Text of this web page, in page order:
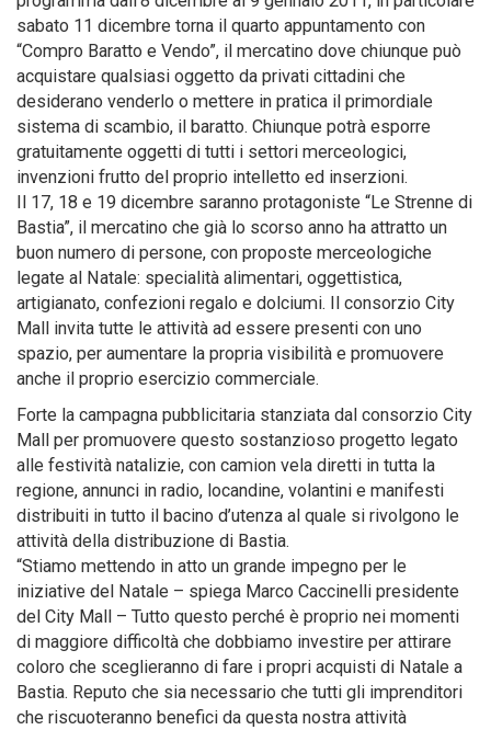
sabato 11 dicembre torna il quarto appuntamento con
“Compro Baratto e Vendo”, il mercatino dove chiunque può
acquistare qualsiasi oggetto da privati cittadini che
desiderano venderlo o mettere in pratica il primordiale
sistema di scambio, il baratto. Chiunque potrà esporre
gratuitamente oggetti di tutti i settori merceologici,
invenzioni frutto del proprio intelletto ed inserzioni.
Il 17, 18 e 19 dicembre saranno protagoniste “Le Strenne di
Bastia”, il mercatino che già lo scorso anno ha attratto un
buon numero di persone, con proposte merceologiche
legate al Natale: specialità alimentari, oggettistica,
artigianato, confezioni regalo e dolciumi. Il consorzio City
Mall invita tutte le attività ad essere presenti con uno
spazio, per aumentare la propria visibilità e promuovere
anche il proprio esercizio commerciale.
Forte la campagna pubblicitaria stanziata dal consorzio City
Mall per promuovere questo sostanzioso progetto legato
alle festività natalizie, con camion vela diretti in tutta la
regione, annunci in radio, locandine, volantini e manifesti
distribuiti in tutto il bacino d’utenza al quale si rivolgono le
attività della distribuzione di Bastia.
“Stiamo mettendo in atto un grande impegno per le
iniziative del Natale – spiega Marco Caccinelli presidente
del City Mall – Tutto questo perché è proprio nei momenti
di maggiore difficoltà che dobbiamo investire per attirare
coloro che sceglieranno di fare i propri acquisti di Natale a
Bastia. Reputo che sia necessario che tutti gli imprenditori
che riscuoteranno benefici da questa nostra attività